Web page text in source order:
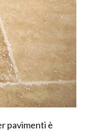
pavimenti è